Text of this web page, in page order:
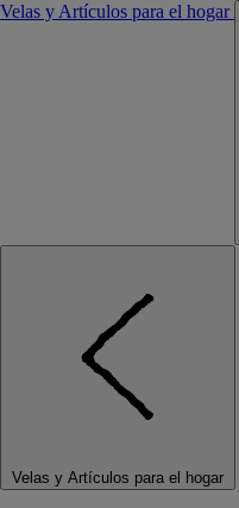
Velas y Artículos para el hogar
Velas y Artículos para el hogar